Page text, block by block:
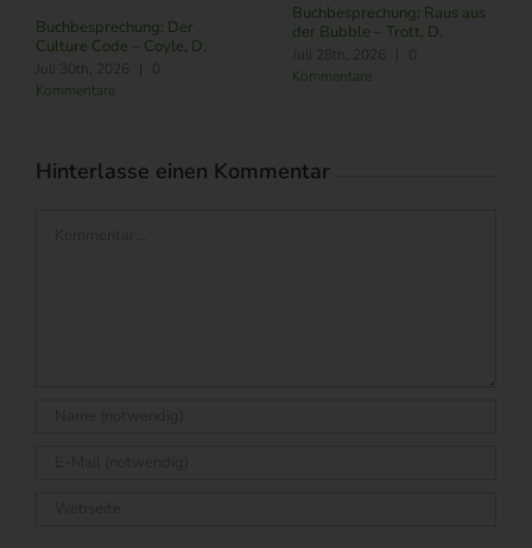
Buchbesprechung: Der
Culture Code – Coyle, D.
Juli 30th, 2026
0
Kommentare
Buchbesprechung: Raus aus
der Bubble – Trott, D.
Juli 28th, 2026
0
Kommentare
Hinterlasse einen Kommentar